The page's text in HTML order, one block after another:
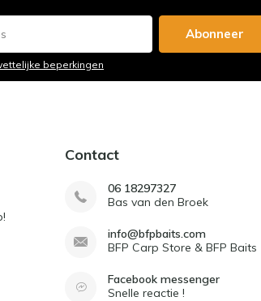
Abonneer
beperkingen
Contact
06 18297327
Bas van den Broek
info@bfpbaits.com
BFP Carp Store & BFP Baits
Facebook messenger
Snelle reactie !